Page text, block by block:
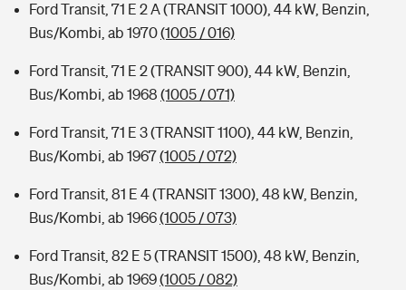
Ford Transit, 71 E 2 A (TRANSIT 1000), 44 kW, Benzin,
Bus/Kombi, ab 1970(1005 / 016)
Ford Transit, 71 E 2 (TRANSIT 900), 44 kW, Benzin,
Bus/Kombi, ab 1968 (1005 / 071)
Ford Transit, 71 E 3 (TRANSIT 1100), 44 kW, Benzin,
Bus/Kombi, ab 1967(1005 / 072)
Ford Transit, 81 E 4 (TRANSIT 1300), 48 kW, Benzin,
Bus/Kombi, ab 1966(1005 / 073)
Ford Transit, 82 E 5 (TRANSIT 1500), 48 kW, Benzin,
Bus/Kombi, ab 1969(1005 / 082)